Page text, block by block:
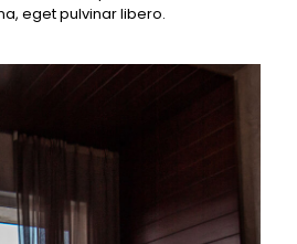
eget pulvinar libero.